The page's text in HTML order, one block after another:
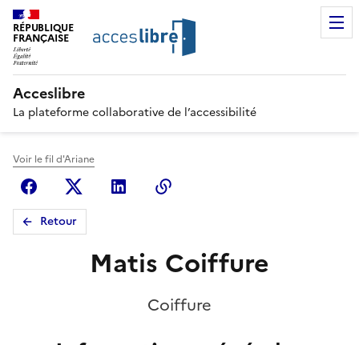
RÉPUBLIQUE
FRANÇAISE
Acceslibre
La plateforme collaborative de l’accessibilité
Voir le fil d'Ariane
FacebookX (anciennement Twitter)
Linkedin
Retour
Matis Coiffure
Coiffure